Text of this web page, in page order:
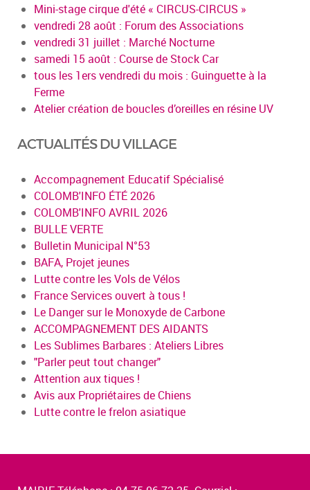
Mini-stage cirque d'été « CIRCUS-CIRCUS »
vendredi 28 août : Forum des Associations
vendredi 31 juillet : Marché Nocturne
samedi 15 août : Course de Stock Car
tous les 1ers vendredi du mois : Guinguette à la
Ferme
Atelier création de boucles d’oreilles en résine UV
ACTUALITÉS DU VILLAGE
Accompagnement Educatif Spécialisé
COLOMB'INFO ÉTÉ 2026
COLOMB'INFO AVRIL 2026
BULLE VERTE
Bulletin Municipal N°53
BAFA, Projet jeunes
Lutte contre les Vols de Vélos
France Services ouvert à tous !
Le Danger sur le Monoxyde de Carbone
ACCOMPAGNEMENT DES AIDANTS
Les Sublimes Barbares : Ateliers Libres
"Parler peut tout changer"
Attention aux tiques !
Avis aux Propriétaires de Chiens
Lutte contre le frelon asiatique